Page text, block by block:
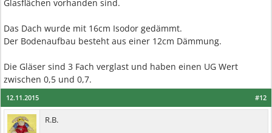
Glasflächen vorhanden sind.
Das Dach wurde mit 16cm Isodor gedämmt.
Der Bodenaufbau besteht aus einer 12cm Dämmung.
Die Gläser sind 3 Fach verglast und haben einen UG Wert
zwischen 0,5 und 0,7.
#12
12.11.2015
R.B.